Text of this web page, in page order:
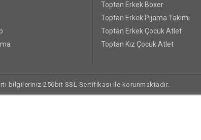
Toptan Erkek Boxer
Toptan Erkek Pijama Takımı
Toptan Erkek Çocuk Atlet
Toptan Kız Çocuk Atlet
bilgileriniz 256bit SSL Sertifikası ile korunmaktadır.